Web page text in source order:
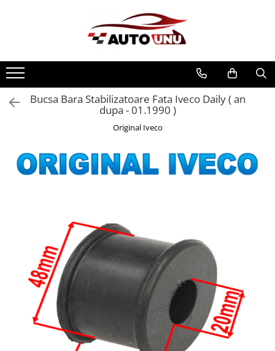
Bucsa Bara Stabilizatoare Fata Iveco Daily ( an
dupa - 01.1990 )
Original Iveco